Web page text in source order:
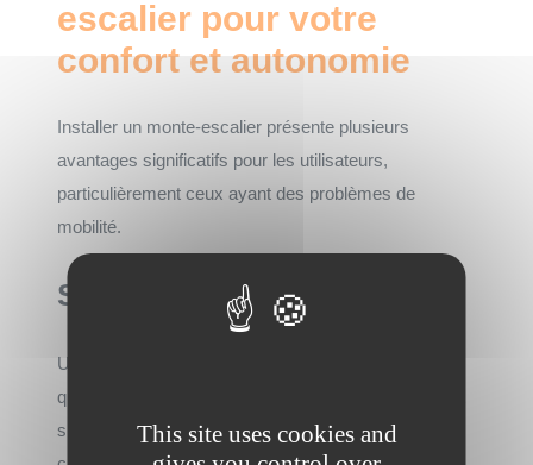
This site uses cookies and
escalier pour votre
confort et autonomie
Installer un monte-escalier présente plusieurs
avantages significatifs pour les utilisateurs,
particulièrement ceux ayant des problèmes de
mobilité.
Sécurité accrue
Un des atouts majeurs est la sécurité renforcée
qu’offre un monte-escalier. Les dispositifs Otolift sont
spécialement conçus pour minimiser les risques de